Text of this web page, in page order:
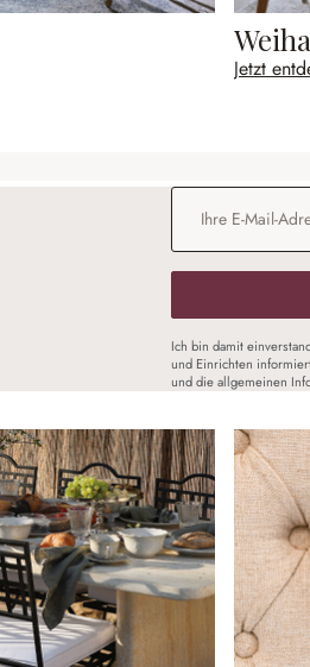
Jetzt
E-Mail-Adresse
Ich bin damit
und Einrichten
und die allgemeinen